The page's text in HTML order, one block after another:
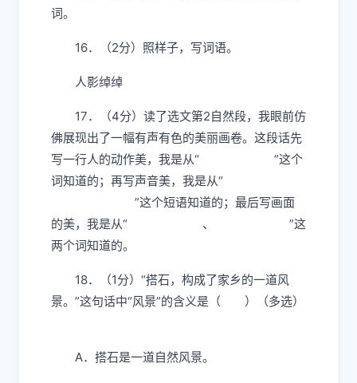
词。
16．（2分）照样子，写词语。
人影绰绰
17．（4分）读了选文第2自然段，我眼前仿
佛展现出了一幅有声有色的美丽画卷。这段话先
写一行人的动作美，我是从“
”这个
词知道的；再写声音美，我是从“
”这个短语知道的；最后写画面
的美，我是从“
、
”这
两个词知道的。
18．（1分）“搭石，构成了家乡的一道风
景。”这句话中“风景”的含义是（ ）（多选）
A．搭石是一道自然风景。